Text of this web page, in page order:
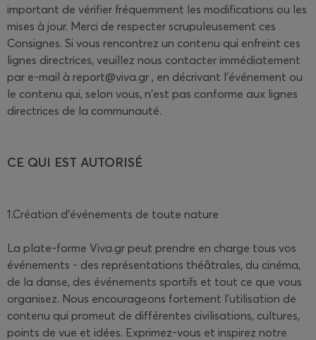
important de vérifier fréquemment les modifications ou les
mises à jour. Merci de respecter scrupuleusement ces
Consignes. Si vous rencontrez un contenu qui enfreint ces
lignes directrices, veuillez nous contacter immédiatement
par e-mail à report@viva.gr , en décrivant l'événement ou
le contenu qui, selon vous, n'est pas conforme aux lignes
directrices de la communauté.
CE QUI EST AUTORISÉ
1.Création d'événements de toute nature
La plate-forme Viva.gr peut prendre en charge tous vos
événements - des représentations théâtrales, du cinéma,
de la danse, des événements sportifs et tout ce que vous
organisez. Nous encourageons fortement l'utilisation de
contenu qui promeut de différentes civilisations, cultures,
points de vue et idées. Exprimez-vous et inspirez notre